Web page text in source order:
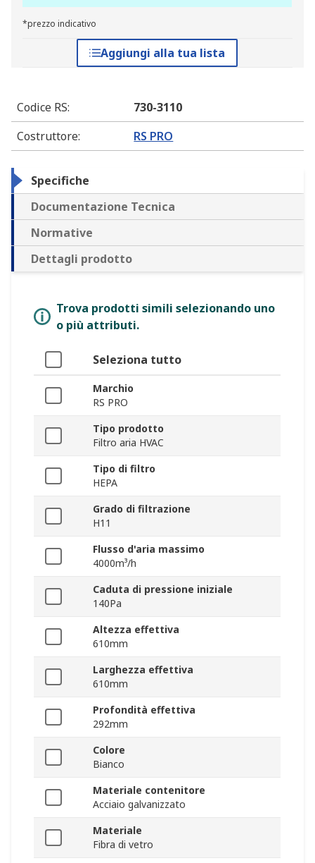
*prezzo indicativo
Aggiungi alla tua lista
Codice RS:
730-3110
Costruttore: RS PRO
Specifiche
Documentazione Tecnica
Normative
Dettagli prodotto
Trova prodotti simili selezionando uno
o più attributi.
Seleziona tutto
Marchio
RS PRO
Tipo prodotto
Filtro aria HVAC
Tipo di filtro
HEPA
Grado di filtrazione
H11
Flusso d'aria massimo
4000m³/h
Caduta di pressione iniziale
140Pa
Altezza effettiva
610mm
Larghezza effettiva
610mm
Profondità effettiva
292mm
Colore
Bianco
Materiale contenitore
Acciaio galvanizzato
Materiale
Fibra di vetro